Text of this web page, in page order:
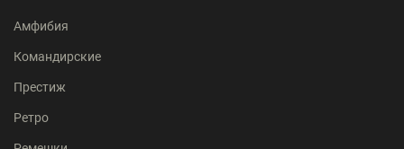
Амфибия
Командирские
Престиж
Ретро